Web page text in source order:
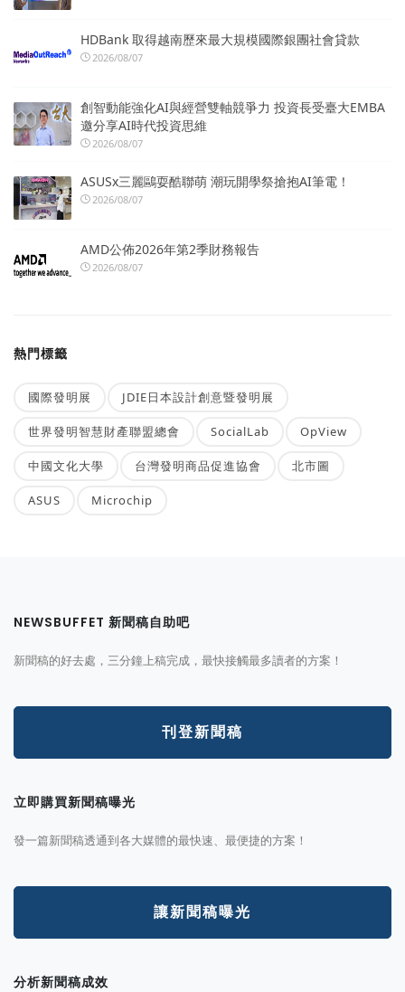
HDBank 取得越南歷來最大規模國際銀團社會貸款
2026/08/07
創智動能強化AI與經營雙軸競爭力 投資長受臺大EMBA
邀分享AI時代投資思維
2026/08/07
ASUSx三麗鷗耍酷聯萌 潮玩開學祭搶抱AI筆電！
2026/08/07
AMD公佈2026年第2季財務報告
2026/08/07
熱門標籤
國際發明展 JDIE日本設計創意暨發明展
世界發明智慧財產聯盟總會 SocialLab OpView
中國文化大學 台灣發明商品促進協會 北市圖
ASUS Microchip
NEWSBUFFET 新聞稿自助吧
新聞稿的好去處，三分鐘上稿完成，最快接觸最多讀者的方案！
刊登新聞稿
立即購買新聞稿曝光
發一篇新聞稿透通到各大媒體的最快速、最便捷的方案！
讓新聞稿曝光
分析新聞稿成效